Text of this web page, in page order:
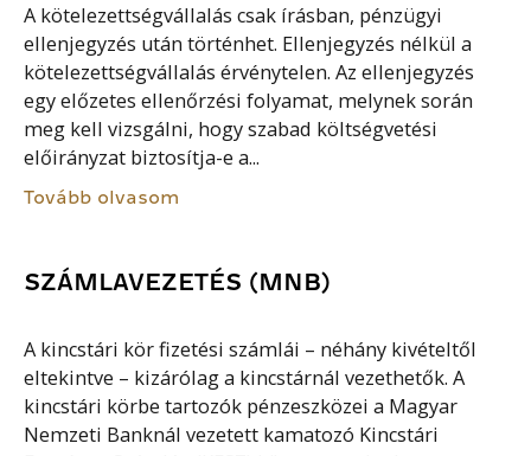
A kötelezettségvállalás csak írásban, pénzügyi
ellenjegyzés után történhet. Ellenjegyzés nélkül a
kötelezettségvállalás érvénytelen. Az ellenjegyzés
egy előzetes ellenőrzési folyamat, melynek során
meg kell vizsgálni, hogy szabad költségvetési
előirányzat biztosítja-e a...
Tovább olvasom
SZÁMLAVEZETÉS (MNB)
A kincstári kör fizetési számlái – néhány kivételtől
eltekintve – kizárólag a kincstárnál vezethetők. A
kincstári körbe tartozók pénzeszközei a Magyar
Nemzeti Banknál vezetett kamatozó Kincstári